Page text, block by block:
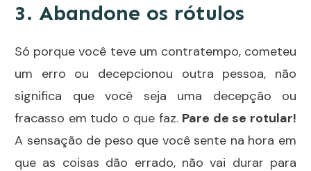
3. Abandone os rótulos
Só porque você teve um contratempo, cometeu
um erro ou decepcionou outra pessoa, não
significa que você seja uma decepção ou
fracasso em tudo o que faz. Pare de se rotular!
A sensação de peso que você sente na hora em
que as coisas dão errado, não vai durar para